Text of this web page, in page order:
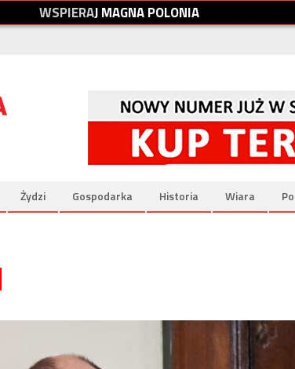
WSPIERAJMAGNAPOLONIA
Żydzi Gospodarka Historia Wiara